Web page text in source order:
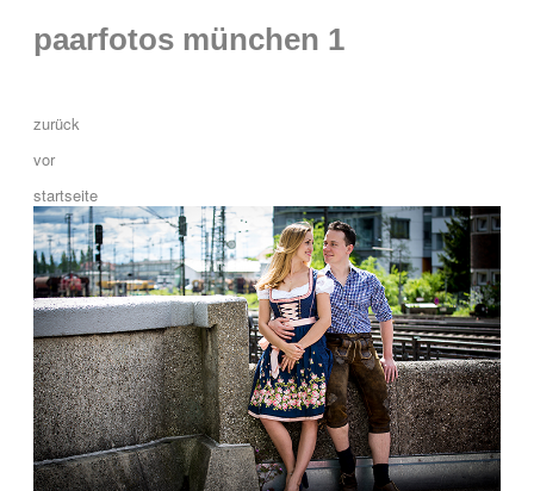
paarfotos münchen 1
zurück
vor
startseite